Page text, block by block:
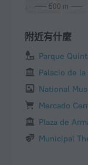
500 m
附近有什麼
Parque
Palacio de la
National
Mercado
Plaza de
Municipal